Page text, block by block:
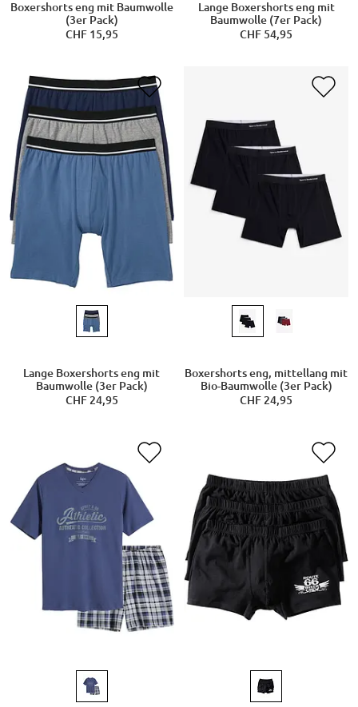
Boxershorts eng mit Baumwolle
(3er Pack)
CHF 15,95
Lange Boxershorts eng mit
Baumwolle (7er Pack)
CHF 54,95
Lange Boxershorts eng mit
Baumwolle (3er Pack)
CHF 24,95
Boxershorts eng, mittellang mit
Bio-Baumwolle (3er Pack)
CHF 24,95